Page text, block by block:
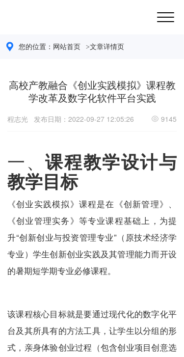
您的位置： 网站首页 >文章详情页
高校产教融合《创业实践模拟》课程教
学改革及数字化软件平台实践
程志光 发布日期：2022-09-27 12:05:26 9145
一、课程教学设计与
教学目标
《创业实践模拟》课程是在《创新管理》、
《创业管理实务》等专业课程基础上，为提
升“创新创业与投资管理专业”（原技术经济学
专业）学生创新创业实践及其管理能力而开设
的暑期短学期专业必修课程。
该课程核心目标就是要通过现代化的数字化平
台及其所具有的方法工具，让学生以分组的形
式，亲身体验创业过程（包含创业项目创意选